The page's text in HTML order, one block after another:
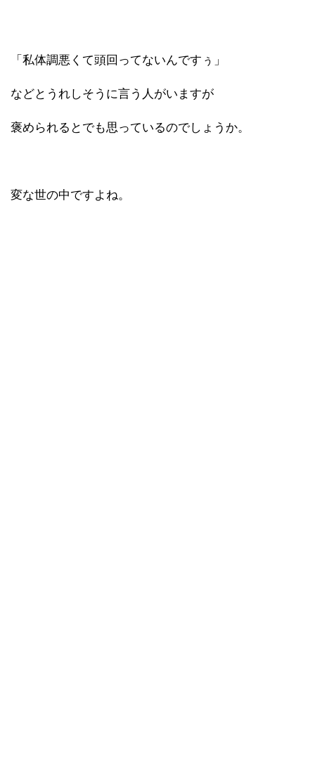
「私体調悪くて頭回ってないんですぅ」
などとうれしそうに言う人がいますが
褒められるとでも思っているのでしょうか。
変な世の中ですよね。